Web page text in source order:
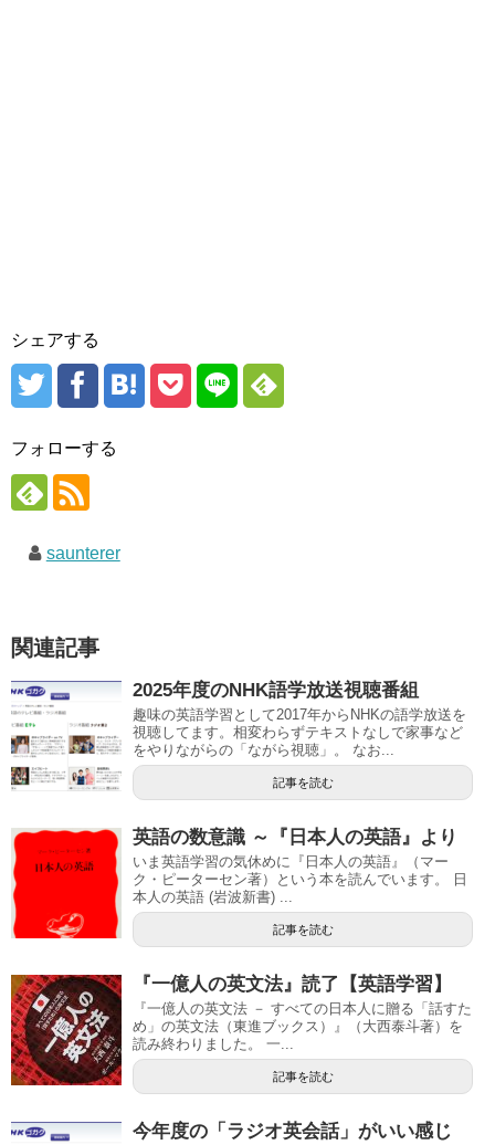
シェアする
フォローする
saunterer
関連記事
2025年度のNHK語学放送視聴番組
趣味の英語学習として2017年からNHKの語学放送を
視聴してます。相変わらずテキストなしで家事など
をやりながらの「ながら視聴」。 なお...
記事を読む
英語の数意識 ～『日本人の英語』より
いま英語学習の気休めに『日本人の英語』（マー
ク・ピーターセン著）という本を読んでいます。 日
本人の英語 (岩波新書) ...
記事を読む
『一億人の英文法』読了【英語学習】
『一億人の英文法 － すべての日本人に贈る「話すた
め」の英文法（東進ブックス）』（大西泰斗著）を
読み終わりました。 一...
記事を読む
今年度の「ラジオ英会話」がいい感じ